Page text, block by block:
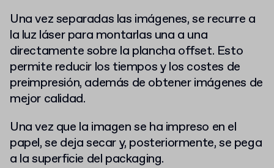
Una vez separadas las imágenes, se recurre a
la luz láser para montarlas una a una
directamente sobre la plancha offset. Esto
permite reducir los tiempos y los costes de
preimpresión, además de obtener imágenes de
mejor calidad.
Una vez que la imagen se ha impreso en el
papel, se deja secar y, posteriormente, se pega
a la superficie del packaging.